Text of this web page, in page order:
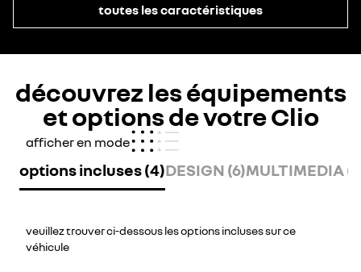
toutes les caractéristiques
découvrez les équipements
et options de votre Clio
afficher en mode
options incluses (4)DESIGN (6)MULTIMEDIA
veuillez trouver ci-dessous les options incluses sur ce
véhicule